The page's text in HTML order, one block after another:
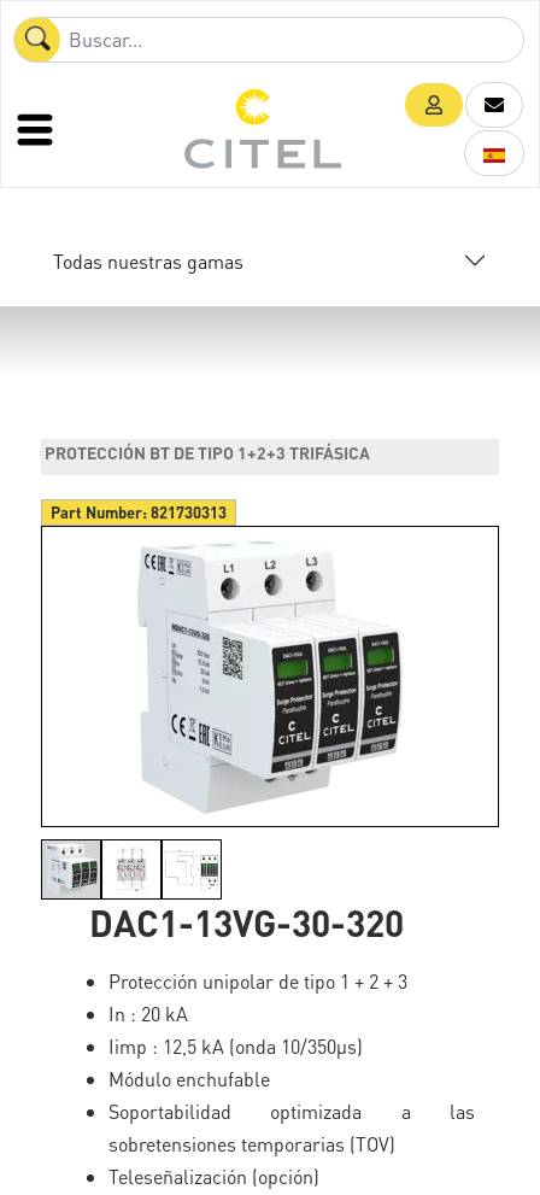
Todas nuestras gamas
PROTECCIÓN BT DE TIPO 1+2+3 TRIFÁSICA
Part Number:821730313
DAC1-13VG-30-320
Protección unipolar de tipo 1 + 2 + 3
In : 20 kA
Iimp : 12,5 kA (onda 10/350µs)
Módulo enchufable
Soportabilidad optimizada a las
sobretensiones temporarias (TOV)
Teleseñalización (opción)